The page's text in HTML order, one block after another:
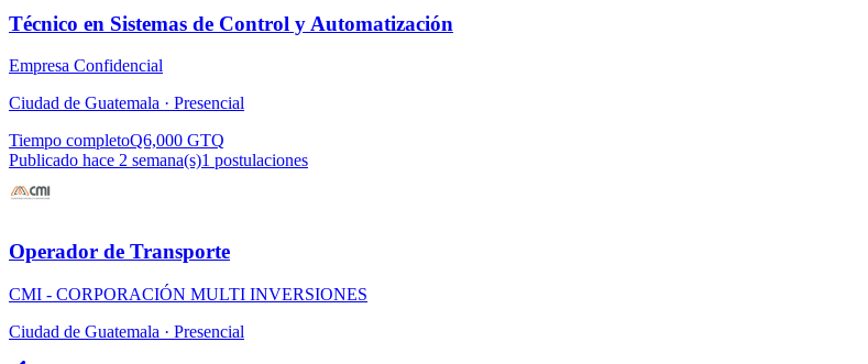
Técnico en Sistemas de Control y Automatización
Empresa Confidencial
Ciudad de Guatemala · Presencial
Tiempo completoQ6,000 GTQ
Publicado hace 2 semana(s)1 postulaciones
Operador de Transporte
CMI - CORPORACIÓN MULTI INVERSIONES
Ciudad de Guatemala · Presencial